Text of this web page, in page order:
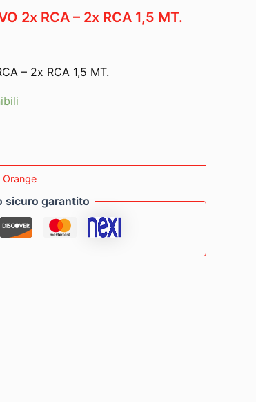
2x RCA – 2x RCA 1,5 MT.
– 2x RCA 1,5 MT.
Orange
sicuro garantito